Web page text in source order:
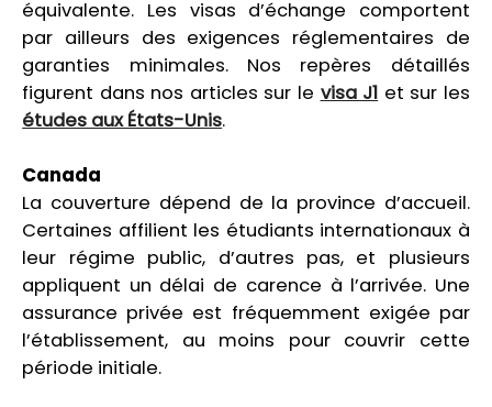
équivalente. Les visas d’échange comportent
par ailleurs des exigences réglementaires de
garanties minimales. Nos repères détaillés
figurent dans nos articles sur le visa J1 et sur les
études aux États-Unis.
Canada
La couverture dépend de la province d’accueil.
Certaines affilient les étudiants internationaux à
leur régime public, d’autres pas, et plusieurs
appliquent un délai de carence à l’arrivée. Une
assurance privée est fréquemment exigée par
l’établissement, au moins pour couvrir cette
période initiale.